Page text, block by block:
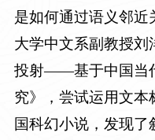
是如何通过语义邻近
大学中文系副教授刘
投射——基于中国当
究》，尝试运用文本
国科幻小说，发现